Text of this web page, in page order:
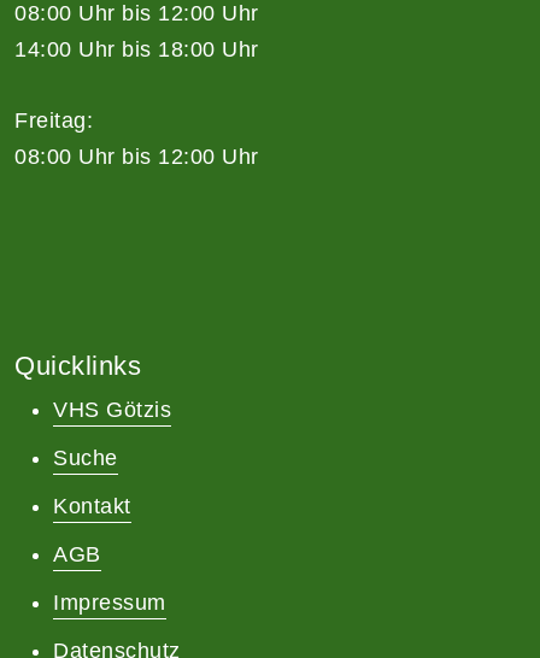
08:00 Uhr bis 12:00 Uhr
14:00 Uhr bis 18:00 Uhr
Freitag:
08:00 Uhr bis 12:00 Uhr
Quicklinks
VHS Götzis
Suche
Kontakt
AGB
Impressum
Datenschutz